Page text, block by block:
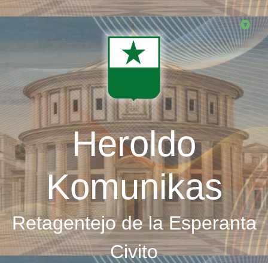
Skip
Heroldo
Komunikas
Retagentejo de la Esperanta
Civito